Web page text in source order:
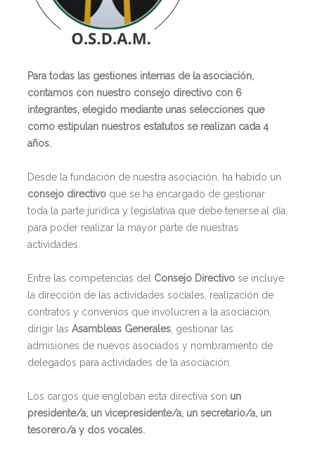
Para todas las gestiones internas de la asociación,
contamos con nuestro consejo directivo con 6
integrantes, elegido mediante unas selecciones que
como estipulan nuestros estatutos se realizan cada 4
años.
Desde la fundación de nuestra asociación, ha habido un
consejo directivo que se ha encargado de gestionar
toda la parte jurídica y legislativa que debe tenerse al día,
para poder realizar la mayor parte de nuestras
actividades.
Entre las competencias del Consejo Directivo se incluye
la dirección de las actividades sociales, realización de
contratos y convenios que involucren a la asociación,
dirigir las Asambleas Generales , gestionar las
admisiones de nuevos asociados y nombramiento de
delegados para actividades de la asociación.
Los cargos que engloban esta directiva son un
presidente/a, un vicepresidente/a, un secretario/a, un
tesorero/a y dos vocales.